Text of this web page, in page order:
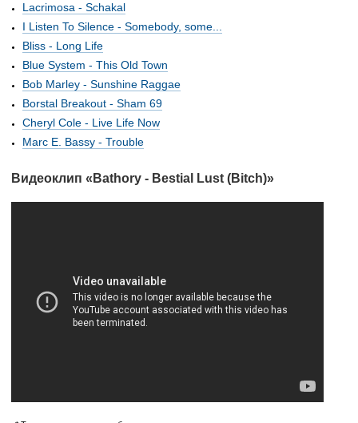
Lacrimosa - Schakal
I Listen To Silence - Somebody, some...
Bliss - Long Life
Blue System - This Old Town
Bob Marley - Sunshine Raggae
Borstal Breakout - Sham 69
Cheryl Cole - Live Life Now
Marc E. Bassy - Trouble
Видеоклип «Bathory - Bestial Lust (Bitch)»